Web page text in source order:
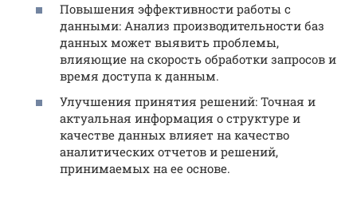
Повышения эффективности работы с
данными: Анализ производительности баз
данных может выявить проблемы,
влияющие на скорость обработки запросов и
время доступа к данным.
Улучшения принятия решений: Точная и
актуальная информация о структуре и
качестве данных влияет на качество
аналитических отчетов и решений,
принимаемых на ее основе.